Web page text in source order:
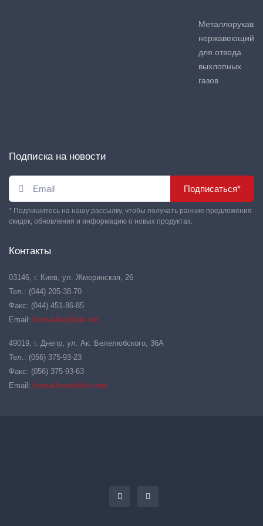
Металлорукав
нержавеющий
для отвода
выхлопных
газов
Подписка на новости
Подписаться*
* Подпишитесь на нашу рассылку, чтобы получать ранние предложения
скидок, обновления и информацию о новых продуктах.
Контакты
03146, г. Киев, ул. Жмеринская, 26
Тел.: (044) 205-38-70
Факс: (044) 451-86-85
Email: hansa-flex@ukr.net
49019, г. Днепр, ул. Ак. Белелюбского, 36А
Тел.: (056) 375-93-23
Факс: (056) 375-93-63
Email: hansa-flexdn@ukr.net